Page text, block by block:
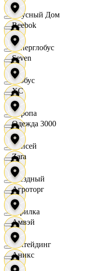
Вкусный Дом
Гиперглобус
Глобус
Европа
Елисей
Звездный
Горилка
Ижтейдинг
Reebok
Seven
XC
Одежда 3000
Zara
Агроторг
Амвэй
Аникс